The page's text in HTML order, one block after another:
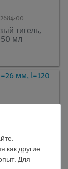
00
тигель,
мл
как другие
Для